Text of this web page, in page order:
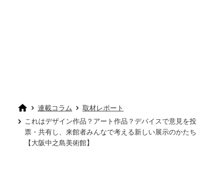
連載コラム
取材レポート
これはデザイン作品？アート作品？デバイスで意見を投
票・共有し、来館者みんなで考える新しい展示のかたち
【大阪中之島美術館】